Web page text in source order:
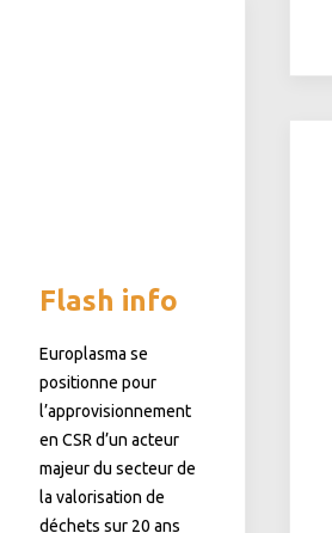
Flash info
Europlasma se
positionne pour
l’approvisionnement
en CSR d’un acteur
majeur du secteur de
la valorisation de
déchets sur 20 ans